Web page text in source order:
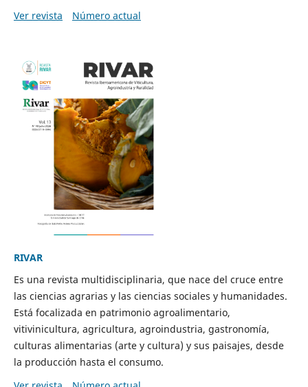
Ver revista
Número actual
RIVAR
Es una revista multidisciplinaria, que nace del cruce entre
las ciencias agrarias y las ciencias sociales y humanidades.
Está focalizada en patrimonio agroalimentario,
vitivinicultura, agricultura, agroindustria, gastronomía,
culturas alimentarias (arte y cultura) y sus paisajes, desde
la producción hasta el consumo.